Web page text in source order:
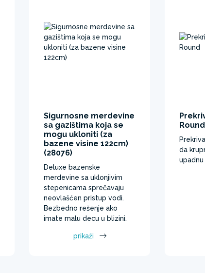
Sigurnosne merdevine
sa gazištima koja se
mogu ukloniti (za
bazene visine 122cm)
(28076)
Deluxe bazenske
merdevine sa uklonjivim
stepenicama sprečavaju
neovlašćen pristup vodi.
Bezbedno rešenje ako
imate malu decu u blizini.
prikaži
Round
da
upadnu